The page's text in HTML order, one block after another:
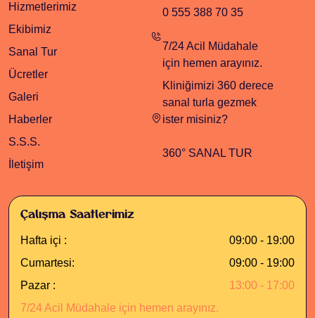
Hizmetlerimiz
Ekibimiz
Sanal Tur
Ücretler
Galeri
Haberler
S.S.S.
İletişim
0 555 388 70 35
7/24 Acil Müdahale
için hemen arayınız.
Kliniğimizi 360 derece
sanal turla gezmek
ister misiniz?
360° SANAL TUR
Çalışma Saatlerimiz
Hafta içi :
09:00 - 19:00
Cumartesi:
09:00 - 19:00
Pazar :
13:00 - 17:00
7/24 Acil Müdahale için hemen arayınız.